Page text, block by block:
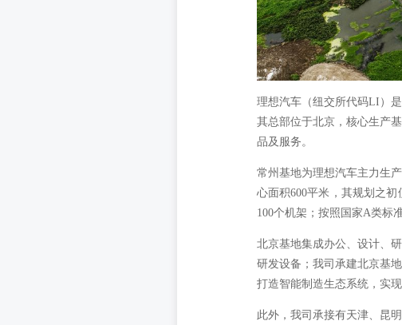
理想汽车（纽交所代码LI）
其总部位于北京，核心生产
品及服务。
常州基地为理想汽车主力生
心面积600平米，其规划之
100个机架；按照国家A类标
北京基地集成办公、设计、
研发设备；我司承建北京基
打造智能制造生态系统，实
此外，我司承接有天津、昆